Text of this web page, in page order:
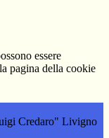
essere
pagina della cookie
Credaro" Livigno